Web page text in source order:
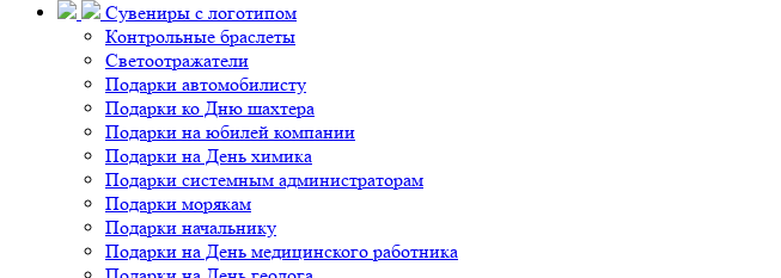
Сувениры с логотипом
Контрольные браслеты
Светоотражатели
Подарки автомобилисту
Подарки ко Дню шахтера
Подарки на юбилей компании
Подарки на День химика
Подарки системным администраторам
Подарки морякам
Подарки начальнику
Подарки на День медицинского работника